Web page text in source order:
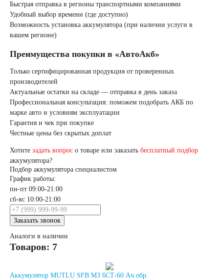
Быстрая отправка в регионы транспортными компаниями
Удобный выбор времени (где доступно)
Возможность установка аккумулятора (при наличии услуги в
вашем регионе)
Преимущества покупки в «АвтоАкб»
Только сертифицированная продукция от проверенных
производителей
Актуальные остатки на складе — отправка в день заказа
Профессиональная консультация: поможем подобрать АКБ по
марке авто и условиям эксплуатации
Гарантия и чек при покупке
Честные цены без скрытых доплат
Хотите задать вопрос о товаре или заказать бесплатный подбор
аккумулятора?
Подбор аккумулятора специалистом
График работы:
пн-пт 09:00-21:00
сб-вс 10:00-21:00
Заказать звонок
Аналоги в наличии
Товаров: 7
Аккумулятор MUTLU SFB M3 6СТ-60 Ач обр.